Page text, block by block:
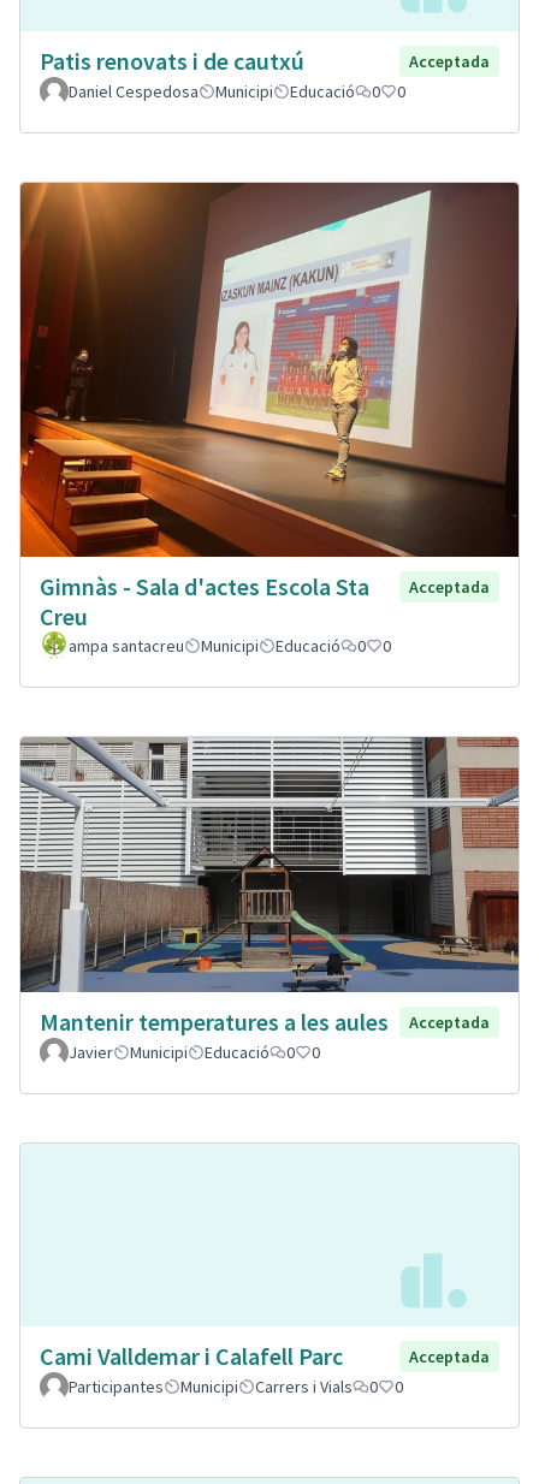
Patis renovats i de cautxú
Acceptada
Daniel Cespedosa
Municipi Educació 0 0
Gimnàs - Sala d'actes Escola Sta
Creu
Acceptada
ampa santacreu Municipi Educació 0 0
Mantenir temperatures a les aules
Acceptada
Javier
Municipi Educació 0 0
Cami Valldemar i Calafell Parc
Acceptada
Participantes
Municipi Carrers i Vials 0 0